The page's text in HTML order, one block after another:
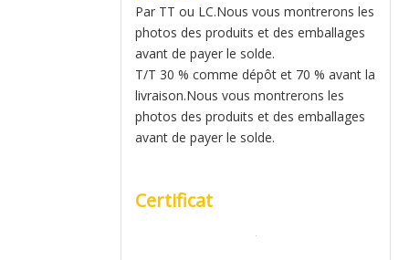
Par TT ou LC.Nous vous montrerons les
photos des produits et des emballages
avant de payer le solde.
T/T 30 % comme dépôt et 70 % avant la
livraison.Nous vous montrerons les
photos des produits et des emballages
avant de payer le solde.
Certificat